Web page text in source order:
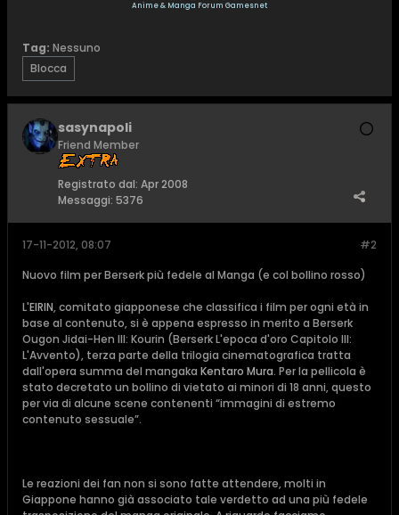
Anime & Manga Forum Gamesnet
Tag: Nessuno
Blocca
sasynapoli
Friend Member
Registrato dal: Apr 2008
Messaggi: 5376
#2
17-11-2012, 08:07
Nuovo film per Berserk più fedele al Manga (e col bollino rosso)
L'EIRIN, comitato giapponese che classifica i film per ogni età in
base al contenuto, si è appena espresso in merito a Berserk
Ougon Jidai-Hen III: Kourin (Berserk L'epoca d'oro Capitolo III:
L'Avvento), terza parte della trilogia cinematografica tratta
dall'opera summa del mangaka Kentaro Mura. Per la pellicola è
stato decretato un bollino di vietato ai minori di 18 anni, questo
per via di alcune scene contenenti “immagini di estremo
contenuto sessuale”.
Le reazioni dei fan non si sono fatte attendere, molti in
Giappone hanno già associato tale verdetto ad una più fedele